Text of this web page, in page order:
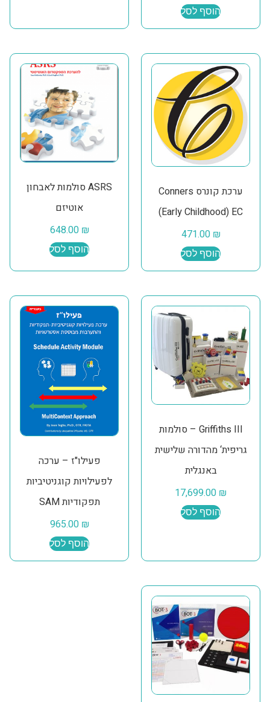
הוסף לסל
ערכת קונרס Conners
Early Childhood) EC)
471.00 ₪
הוסף לסל
ASRS סולמות לאבחון
אוטיזם
648.00 ₪
הוסף לסל
Griffiths III – סולמות
גריפית‘ מהדורה שלישית
באנגלית
17,699.00 ₪
הוסף לסל
פעילו"ז – ערכה
לפעילויות קוגניטיביות
תפקודיות SAM
965.00 ₪
הוסף לסל